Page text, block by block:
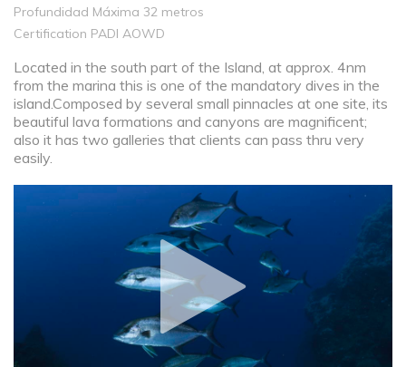
Profundidad Máxima 32 metros
Certification PADI AOWD
Located in the south part of the Island, at approx. 4nm
from the marina this is one of the mandatory dives in the
island.Composed by several small pinnacles at one site, its
beautiful lava formations and canyons are magnificent;
also it has two galleries that clients can pass thru very
easily.